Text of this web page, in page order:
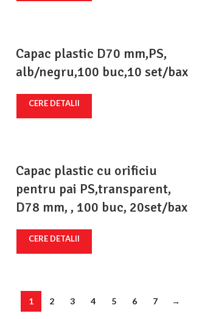
Capac plastic D70 mm,PS,
alb/negru,100 buc,10 set/bax
CERE DETALII
Capac plastic cu orificiu
pentru pai PS,transparent,
D78 mm, , 100 buc, 20set/bax
CERE DETALII
1 2 3 4 5 6 7 →